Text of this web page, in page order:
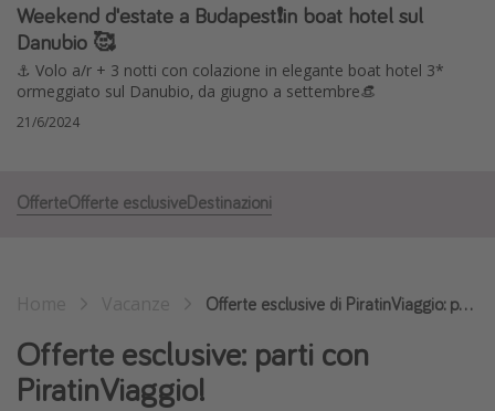
Weekend d'estate a Budapest❗️in boat hotel sul
Danubio 🥰
⚓️ Volo a/r + 3 notti con colazione in elegante boat hotel 3*
ormeggiato sul Danubio, da giugno a settembre👒
21/6/2024
OfferteOfferte esclusiveDestinazioni
Offerte esclusive di PiratinViaggio: parti con noi!
Offerte esclusive: parti con
PiratinViaggio!